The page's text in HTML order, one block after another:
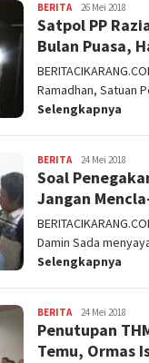
BERITAadmin
26 Mei 2018
Satpol PP
Bulan Puasa,
Ramadhan, Satuan
Selengkapnya
BERITAadmin
24 Mei 2018
Soal
Jangan
Damin Sada
Selengkapnya
BERITAadmin
24 Mei 2018
Penutupan
Temu, Ormas